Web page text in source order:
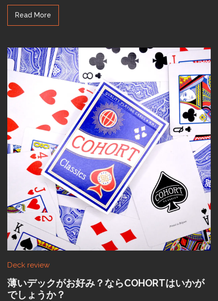
Read More
Deck review
薄いデックがお好み？ならCOHORTはいかが
でしょうか？